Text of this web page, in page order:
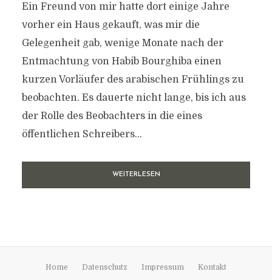
Ein Freund von mir hatte dort einige Jahre
vorher ein Haus gekauft, was mir die
Gelegenheit gab, wenige Monate nach der
Entmachtung von Habib Bourghiba einen
kurzen Vorläufer des arabischen Frühlings zu
beobachten. Es dauerte nicht lange, bis ich aus
der Rolle des Beobachters in die eines
öffentlichen Schreibers...
WEITERLESEN
Home Datenschutz Impressum Kontakt